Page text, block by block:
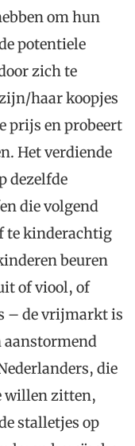
om hun
potentiele
zich te
haar koopjes
prijs en probeert
Het verdiende
dezelfde
die volgend
te kinderachtig
beuren
of viool, of
– de vrijmarkt is
aanstormend
die
willen zitten,
stalletjes op